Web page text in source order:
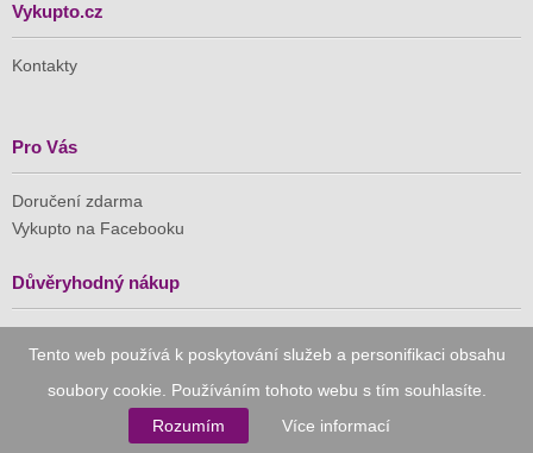
Tento web používá k poskytování služeb a personifikaci obsahu
soubory cookie. Používáním tohoto webu s tím souhlasíte.
Rozumím
Více informací
Vykupto.cz
Kontakty
Pro Vás
Doručení zdarma
Vykupto na Facebooku
Důvěryhodný nákup
komerci (APEK)